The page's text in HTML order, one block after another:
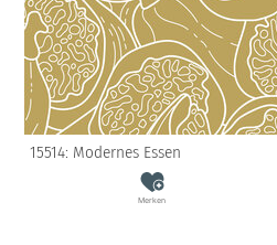
15514: Modernes Essen
Merken